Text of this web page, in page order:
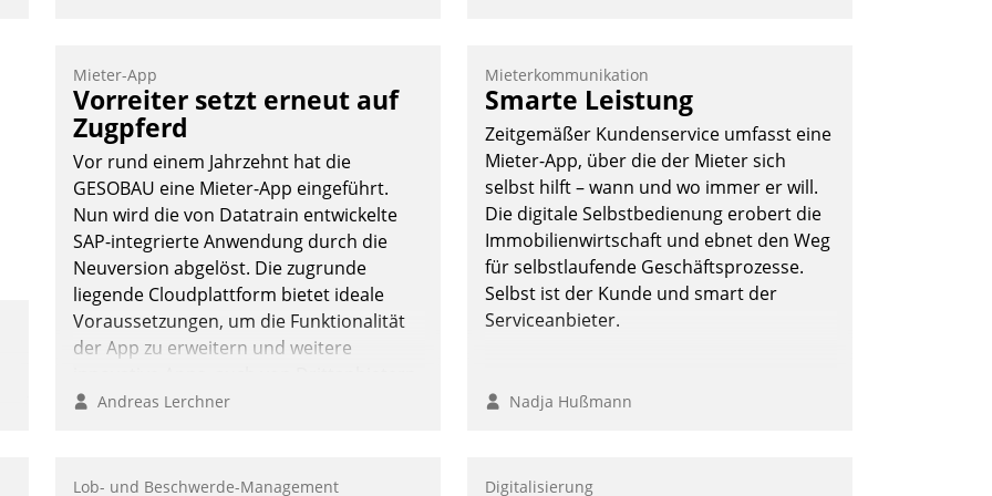
Mieter-App
Vorreiter setzt erneut auf
Zugpferd
Vor rund einem Jahrzehnt hat die
GESOBAU eine Mieter-App eingeführt.
Nun wird die von Datatrain entwickelte
SAP-integrierte Anwendung durch die
Neuversion abgelöst. Die zugrunde
liegende Cloudplattform bietet ideale
Voraussetzungen, um die Funktionalität
der App zu erweitern und weitere
in SAP zu integrieren.
Andreas Lerchner
Mieterkommunikation
Smarte Leistung
Zeitgemäßer Kundenservice umfasst eine
Mieter-App, über die der Mieter sich
selbst hilft – wann und wo immer er will.
Die digitale Selbstbedienung erobert die
Immobilienwirtschaft und ebnet den Weg
für selbstlaufende Geschäftsprozesse.
Selbst ist der Kunde und smart der
Serviceanbieter.
Nadja Hußmann
Lob- und Beschwerde-Management Digitalisierung